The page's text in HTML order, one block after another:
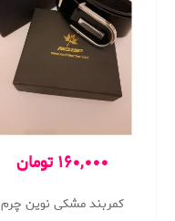
160,000 تومان
کمربند مشکی نوین چرم